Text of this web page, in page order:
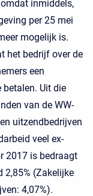
inmiddels,
per 25 mei
mogelijk is.
het bedrijf over de
een
betalen. Uit die
van de WW-
uitzendbedrijven
veel ex-
2017 is bedraagt
2,85% (Zakelijke
4,07%).